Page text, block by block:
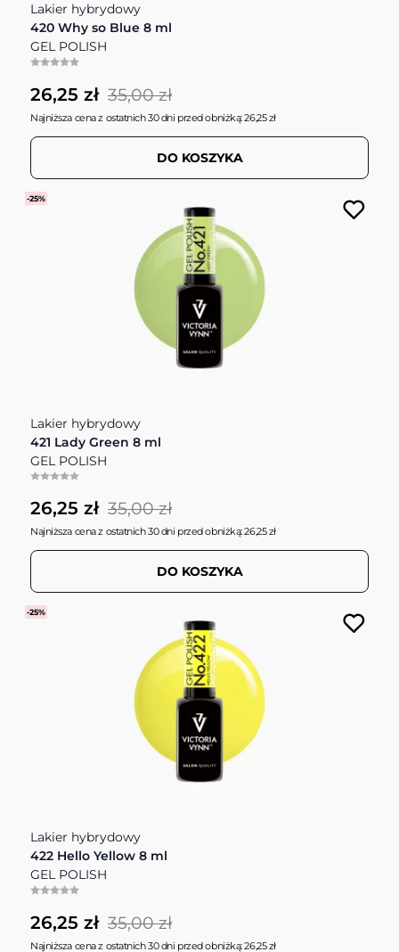
Lakier hybrydowy
420 Why so Blue 8 ml
GEL POLISH
26,25 zł 35,00 zł
Najniższa cena z ostatnich 30 dni przed obniżką: 26,25 zł
DO KOSZYKA
-25%
Lakier hybrydowy
421 Lady Green 8 ml
GEL POLISH
26,25 zł 35,00 zł
Najniższa cena z ostatnich 30 dni przed obniżką: 26,25 zł
DO KOSZYKA
-25%
Lakier hybrydowy
422 Hello Yellow 8 ml
GEL POLISH
26,25 zł 35,00 zł
Najniższa cena z ostatnich 30 dni przed obniżką: 26,25 zł